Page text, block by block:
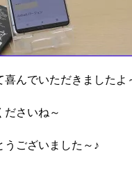
喜んでいただきましたよ
ださいね～
うございました～♪